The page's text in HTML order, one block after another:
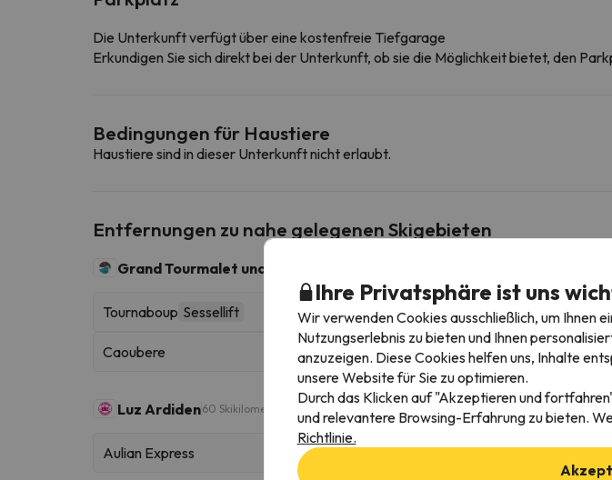
Die Unterkunft verfügt über eine kostenfreie Tiefgarage
Erkundigen Sie sich direkt bei der Unterkunft, ob sie die Möglichkeit bietet, den
Bedingungen für Haustiere
Haustiere sind in dieser Unterkunft nicht erlaubt.
Entfernungen zu nahe gelegenen Skigebieten
Grand Tourmalet und La Mongie
Tournaboup Sessellift 3.7 km 5 min
Caoubere 6.5 km 9 min
Luz Ardiden60 Skikilometer
Aulian Express 21.6 km 35 min
Ihre Privatsphäre ist uns
Wir verwenden Cookies ausschließlich, um Ihnen
Nutzungserlebnis zu bieten und Ihnen
anzuzeigen. Diese Cookies helfen uns, Inhalte
unsere Website für Sie zu optimieren.
Durch das Klicken auf "Akzeptieren und
und relevantere Browsing-Erfahrung zu bieten.
Richtlinie.